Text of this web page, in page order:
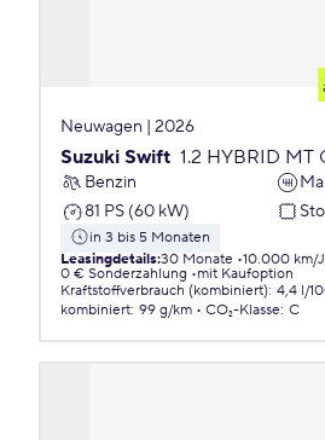
Neuwagen | 2026
Suzuki Swift 1.2 HYBRID MT
Benzin
81 PS (60 kW)
in 3 bis 5 Monaten
Leasingdetails:30 Monate 10.000 km/
0 € Sonderzahlung
mit Kaufoption
Kraftstoffverbrauch (kombiniert): 4,4 l/
kombiniert: 99 g/km CO₂-Klasse: C